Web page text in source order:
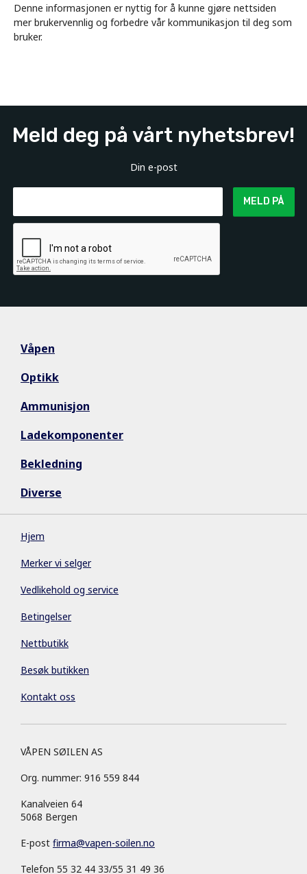
Denne informasjonen er nyttig for å kunne gjøre nettsiden
mer brukervennlig og forbedre vår kommunikasjon til deg som
bruker.
Meld deg på vårt nyhetsbrev!
Din e-post
MELD PÅ
Våpen
Optikk
Ammunisjon
Ladekomponenter
Bekledning
Diverse
Hjem
Merker vi selger
Vedlikehold og service
Betingelser
Nettbutikk
Besøk butikken
Kontakt oss
VÅPEN SØILEN AS
Org. nummer: 916 559 844
Kanalveien 64
5068 Bergen
E-post firma@vapen-soilen.no
Telefon 55 32 44 33/55 31 49 36